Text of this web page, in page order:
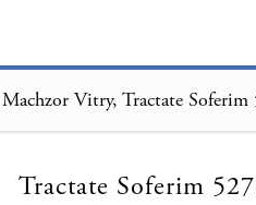
Machzor Vitry, Tractate Soferim
Tractate Soferim